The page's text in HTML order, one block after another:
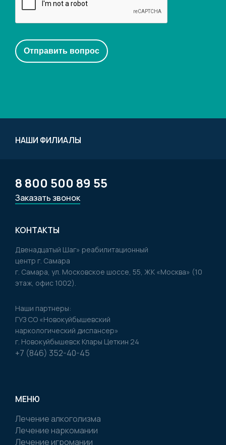
НАШИ ФИЛИАЛЫ
КОНТАКТЫ
Двенадцатый Шаг» реабилитационный
центр г. Самара
г. Самара, ул. Московское шоссе, 55, ЖК «Москва» (10
этаж, офис 1002).
Наши партнеры:
ГУЗ CO «Новокуйбышевский
наркологический диспансер»
г. Новокуйбышевск Клары Цеткин 24
+7 (846) 352-40-45
МЕНЮ
Лечение алкоголизма
Лечение наркомании
Лечение игромании
8 800 500 89 55
Заказать звонок